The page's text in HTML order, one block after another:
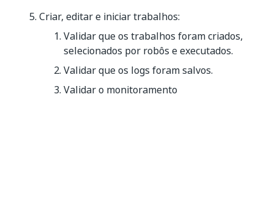
Criar, editar e iniciar trabalhos:
Validar que os trabalhos foram criados,
selecionados por robôs e executados.
Validar que os logs foram salvos.
Validar o monitoramento